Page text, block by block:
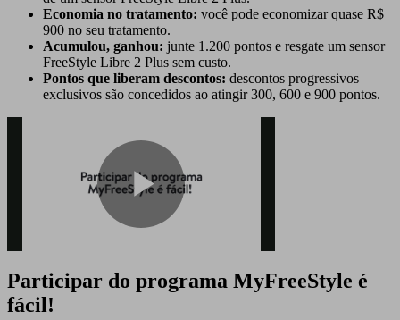
Economia no tratamento: você pode economizar quase R$
900 no seu tratamento.
Acumulou, ganhou: junte 1.200 pontos e resgate um sensor
FreeStyle Libre 2 Plus sem custo.
Pontos que liberam descontos: descontos progressivos
exclusivos são concedidos ao atingir 300, 600 e 900 pontos.
Play
Participar do programa MyFreeStyle é
fácil!